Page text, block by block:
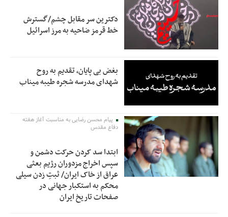
دکترین سر مقابل چشم/گسترش
خط قرمز ضاحیه به مرز اسرائیل
بغض بی پایان، تقدیم به روح
شهدای مدرسه شجره طیبه میناب
پیام محسن رضایی به مناسبت آغاز هفته
دفاع مقدس
ابتدا سد کردن حرکت دشمن و
سپس اخراج مزدوران رژیم بعثی
عراق از خاک ایران/ ثبتِ زدن سیلی
محکم به استکبار جهانی در
صفحات تاریخ ایران